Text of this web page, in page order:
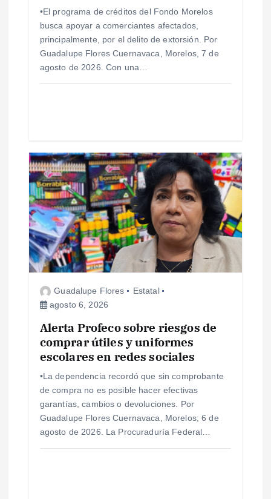
s
•El programa de créditos del Fondo Morelos
busca apoyar a comerciantes afectados,
principalmente, por el delito de extorsión. Por
Guadalupe Flores Cuernavaca, Morelos, 7 de
agosto de 2026. Con una…
Guadalupe Flores
Estatal
agosto 6, 2026
Alerta Profeco sobre riesgos de
comprar útiles y uniformes
escolares en redes sociales
•La dependencia recordó que sin comprobante
de compra no es posible hacer efectivas
garantías, cambios o devoluciones. Por
Guadalupe Flores Cuernavaca, Morelos; 6 de
agosto de 2026. La Procuraduría Federal…